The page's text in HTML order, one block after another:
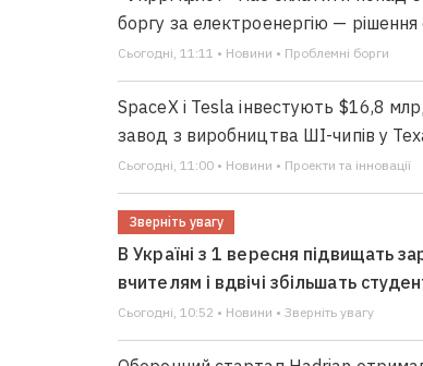
боргу за електроенергію — рішення
Сьогодні, 11:11 • Новини • Проблемні борги
SpaceX і Tesla інвестують $16,8
завод з виробництва ШІ-чипів у
Сьогодні, 11:00 • Новини • Проекти та інновації
Зверніть увагу
В Україні з 1 вересня підвищать
вчителям і вдвічі збільшать
Сьогодні, 10:52 • Новини • Зверніть увагу